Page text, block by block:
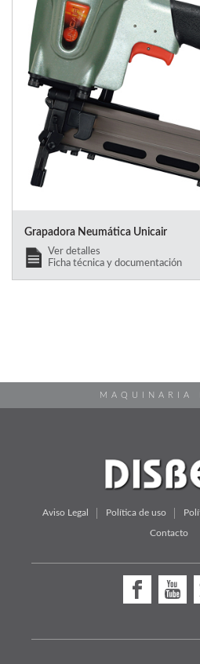
Grapadora Neumática Unicair
Ver detalles
Ficha técnica y documentación
MAQUINARIA
Aviso Legal Política de uso
Contacto